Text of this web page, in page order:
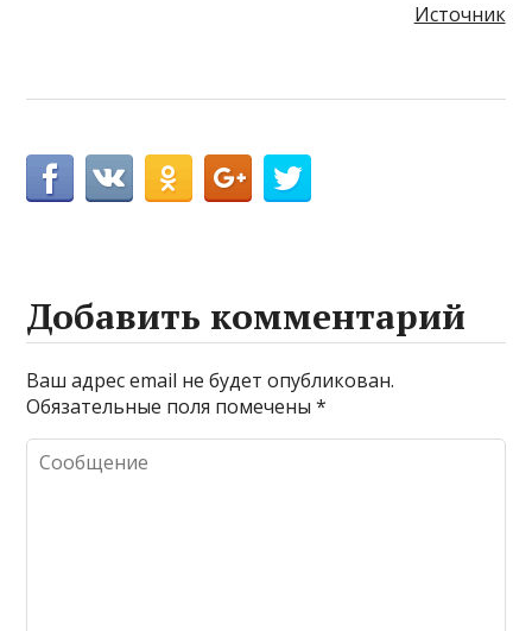
Источник
Добавить комментарий
Ваш адрес email не будет опубликован.
Обязательные поля помечены*